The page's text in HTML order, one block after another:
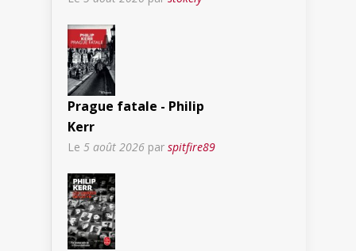
Prague fatale - Philip
Kerr
Le 5 août 2026 par spitfire89